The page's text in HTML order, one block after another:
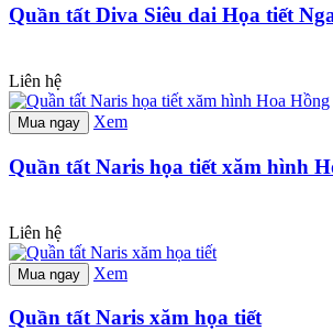
Quần tất Diva Siêu dai Họa tiết
Liên hệ
Mua ngay Xem
Quần tất Naris họa tiết xăm hình
Liên hệ
Mua ngay Xem
Quần tất Naris xăm họa tiết